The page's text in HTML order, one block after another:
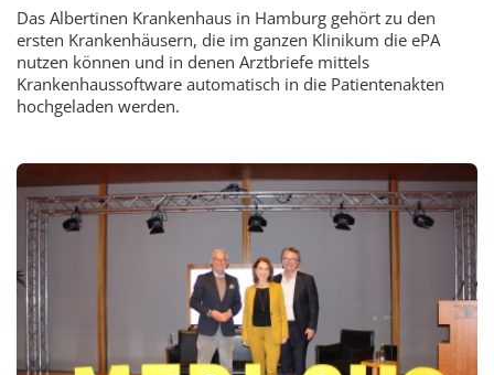
Das Albertinen Krankenhaus in Hamburg gehört zu den
ersten Krankenhäusern, die im ganzen Klinikum die ePA
nutzen können und in denen Arztbriefe mittels
Krankenhaussoftware automatisch in die Patientenakten
hochgeladen werden.